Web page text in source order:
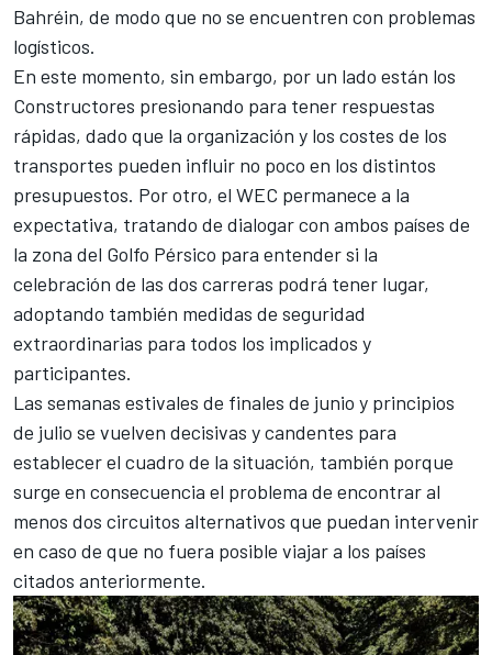
Bahréin, de modo que no se encuentren con problemas
logísticos.
En este momento, sin embargo, por un lado están los
Constructores presionando para tener respuestas
rápidas, dado que la organización y los costes de los
transportes pueden influir no poco en los distintos
presupuestos. Por otro, el WEC permanece a la
expectativa, tratando de dialogar con ambos países de
la zona del Golfo Pérsico para entender si la
celebración de las dos carreras podrá tener lugar,
adoptando también medidas de seguridad
extraordinarias para todos los implicados y
participantes.
Las semanas estivales de finales de junio y principios
de julio se vuelven decisivas y candentes para
establecer el cuadro de la situación, también porque
surge en consecuencia el problema de encontrar al
menos dos circuitos alternativos que puedan intervenir
en caso de que no fuera posible viajar a los países
citados anteriormente.